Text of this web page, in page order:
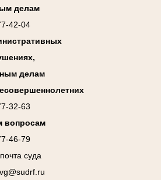
делам
42-04
делам
32-63
вопросам
46-79
суда